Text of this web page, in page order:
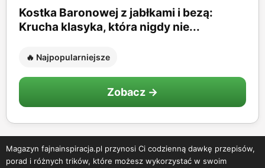
Kostka Baronowej z jabłkami i bezą:
Krucha klasyka, która nigdy nie...
🔥 Najpopularniejsze
Zobacz →
Magazyn fajnainspiracja.pl przynosi Ci codzienną dawkę przepisów,
porad i różnych trików, które możesz wykorzystać w swoim